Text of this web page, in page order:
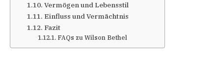
Vermögen und Lebensstil
Einfluss und Vermächtnis
Fazit
FAQs zu Wilson Bethel